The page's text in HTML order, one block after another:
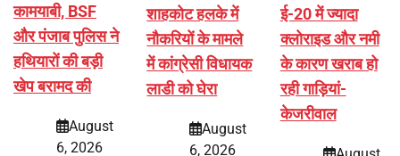
कामयाबी, BSF
और पंजाब पुलिस ने
हथियारों की बड़ी
खेप बरामद की
August
6, 2026
शाहकोट हलके में
नौकरियों के मामले
में कांग्रेसी विधायक
लाडी को घेरा
August
6, 2026
ई-20 में ज्यादा
क्लोराइड और नमी
के कारण खराब हो
रही गाड़ियां-
केजरीवाल